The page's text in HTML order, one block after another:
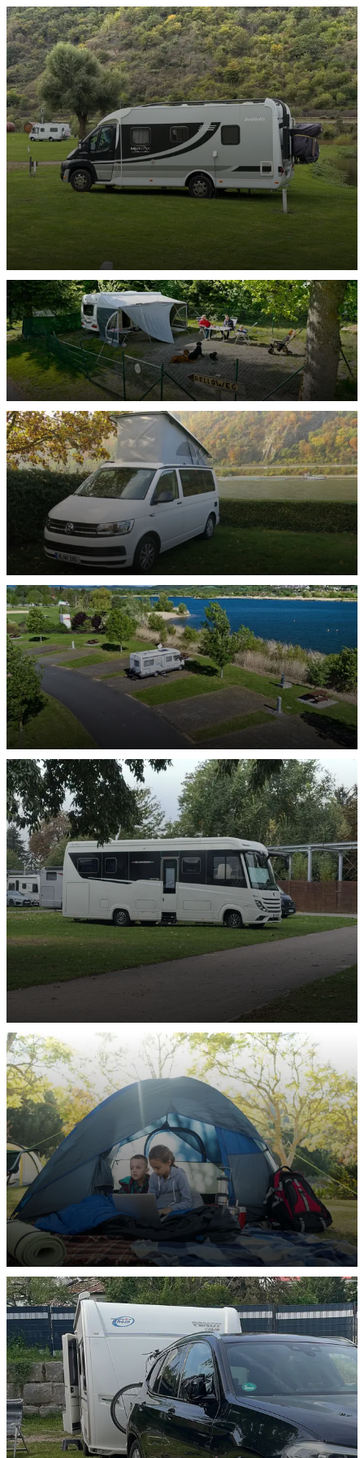
Wohnwagen-Stellplätze
ENTDECKEN
Reisemobil-Stellplätze
ENTDECKEN
Hunde-Stellplätze
ENTDECKEN
Bulli-Stellplätze
ENTDECKEN
Barrierefreie-Stellplätze
ENTDECKEN
XXL-Stellplätze
ENTDECKEN
Zelt-Stellplätze
ENTDECKEN